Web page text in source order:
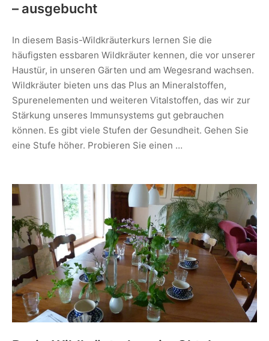
– ausgebucht
In diesem Basis-Wildkräuterkurs lernen Sie die
häufigsten essbaren Wildkräuter kennen, die vor unserer
Haustür, in unseren Gärten und am Wegesrand wachsen.
Wildkräuter bieten uns das Plus an Mineralstoffen,
Spurenelementen und weiteren Vitalstoffen, das wir zur
Stärkung unseres Immunsystems gut gebrauchen
können. Es gibt viele Stufen der Gesundheit. Gehen Sie
eine Stufe höher. Probieren Sie einen …